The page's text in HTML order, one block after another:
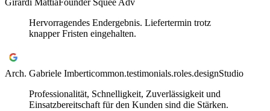
Girardi MattiaFounder Squee Adv
Hervorragendes Endergebnis. Liefertermin trotz
knapper Fristen eingehalten.
Arch. Gabriele Imberticommon.testimonials.roles.designStudio
Professionalität, Schnelligkeit, Zuverlässigkeit und
Einsatzbereitschaft für den Kunden sind die Stärken.